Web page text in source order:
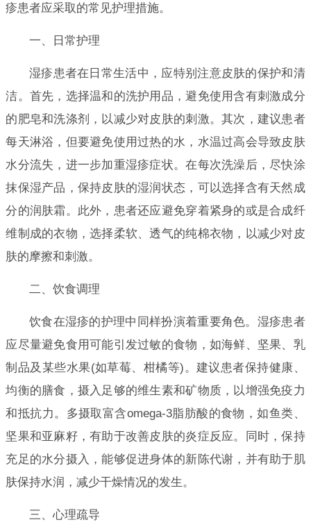
疹患者应采取的常见护理措施。
一、日常护理
湿疹患者在日常生活中，应特别注意皮肤的保护和清
洁。首先，选择温和的洗护用品，避免使用含有刺激成分
的肥皂和洗涤剂，以减少对皮肤的刺激。其次，建议患者
每天淋浴，但要避免使用过热的水，水温过高会导致皮肤
水分流失，进一步加重湿疹症状。在每次洗澡后，尽快涂
抹保湿产品，保持皮肤的湿润状态，可以选择含有天然成
分的润肤霜。此外，患者还应避免穿着紧身的或是合成纤
维制成的衣物，选择柔软、透气的纯棉衣物，以减少对皮
肤的摩擦和刺激。
二、饮食调理
饮食在湿疹的护理中同样扮演着重要角色。湿疹患者
应尽量避免食用可能引发过敏的食物，如海鲜、坚果、乳
制品及某些水果(如草莓、柑橘等)。建议患者保持健康、
均衡的膳食，摄入足够的维生素和矿物质，以增强免疫力
和抵抗力。多摄取富含omega-3脂肪酸的食物，如鱼类、
坚果和亚麻籽，有助于改善皮肤的炎症反应。同时，保持
充足的水分摄入，能够促进身体的新陈代谢，并有助于肌
肤保持水润，减少干燥情况的发生。
三、心理疏导